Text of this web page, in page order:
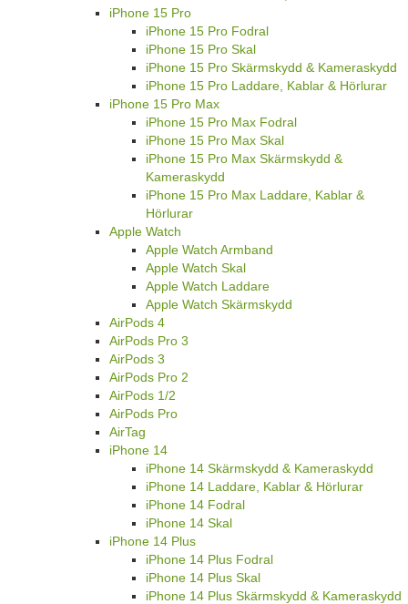
iPhone 15 Pro
iPhone 15 Pro Fodral
iPhone 15 Pro Skal
iPhone 15 Pro Skärmskydd & Kameraskydd
iPhone 15 Pro Laddare, Kablar & Hörlurar
iPhone 15 Pro Max
iPhone 15 Pro Max Fodral
iPhone 15 Pro Max Skal
iPhone 15 Pro Max Skärmskydd &
Kameraskydd
iPhone 15 Pro Max Laddare, Kablar &
Hörlurar
Apple Watch
Apple Watch Armband
Apple Watch Skal
Apple Watch Laddare
Apple Watch Skärmskydd
AirPods 4
AirPods Pro 3
AirPods 3
AirPods Pro 2
AirPods 1/2
AirPods Pro
AirTag
iPhone 14
iPhone 14 Skärmskydd & Kameraskydd
iPhone 14 Laddare, Kablar & Hörlurar
iPhone 14 Fodral
iPhone 14 Skal
iPhone 14 Plus
iPhone 14 Plus Fodral
iPhone 14 Plus Skal
iPhone 14 Plus Skärmskydd & Kameraskydd